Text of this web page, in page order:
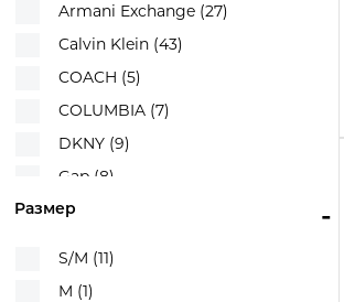
Armani Exchange (27)
Calvin Klein (43)
COACH (5)
COLUMBIA (7)
DKNY (9)
Gap (8)
Guess (55)
-
Размер
S/M (11)
M (1)